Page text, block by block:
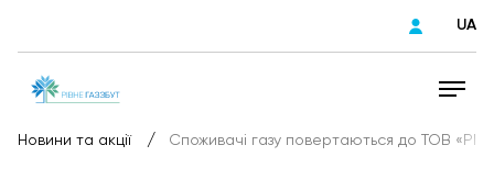
UA
Новини та акції / Споживачі газу повертаються до ТОВ